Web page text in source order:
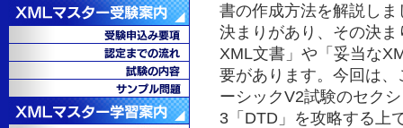
書の作成方法を解説し
決まりがあり、その決
XML文書」や「妥当な
要があります。今回は
ーシックV2試験のセク
3「DTD」を攻略する上